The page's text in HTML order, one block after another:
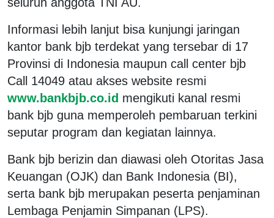
Informasi lebih lanjut bisa kunjungi jaringan
kantor bank bjb terdekat yang tersebar di 17
Provinsi di Indonesia maupun call center bjb
Call 14049 atau akses website resmi
www.bankbjb.co.id mengikuti kanal resmi
bank bjb guna memperoleh pembaruan terkini
seputar program dan kegiatan lainnya.
Bank bjb berizin dan diawasi oleh Otoritas Jasa
Keuangan (OJK) dan Bank Indonesia (BI),
serta bank bjb merupakan peserta penjaminan
Lembaga Penjamin Simpanan (LPS).